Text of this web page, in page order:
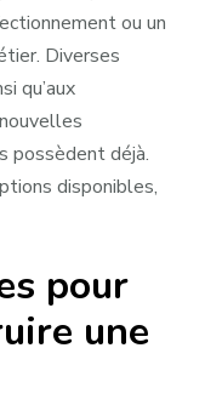
ou un
Diverses
qu’aux
possèdent déjà.
disponibles,
pour
une